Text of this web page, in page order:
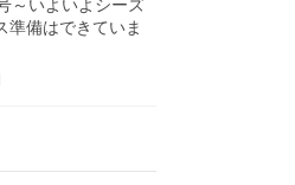
～いよいよシーズ
準備はできていま